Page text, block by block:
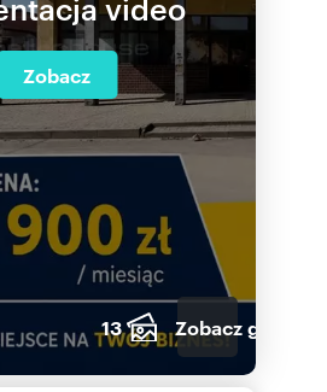
Zobacz
13 Zobacz galerię